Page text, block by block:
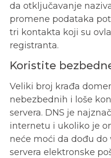
da otključavanje
promene podataka
tri kontakta koji su
registranta.
Koristite
Veliki broj krađa
nebezbednih i loše
servera. DNS je
internetu i ukoliko je
neće moći da dođu do
servera elektronske